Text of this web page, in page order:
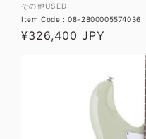
販
売
元:
その他USED
Item Code : 08-2800005574036
通
¥326,400 JPY